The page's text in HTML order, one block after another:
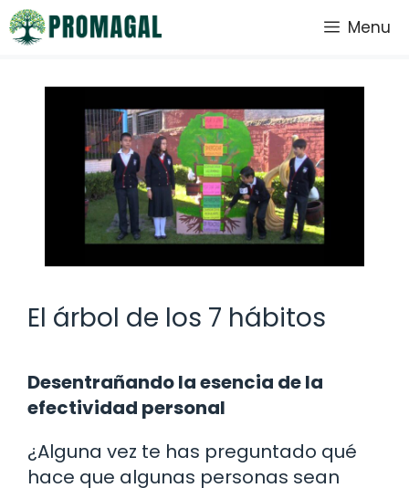
Saltar
al
Menu
El árbol de los 7 hábitos
Desentrañando la esencia de la
efectividad personal
¿Alguna vez te has preguntado qué
hace que algunas personas sean